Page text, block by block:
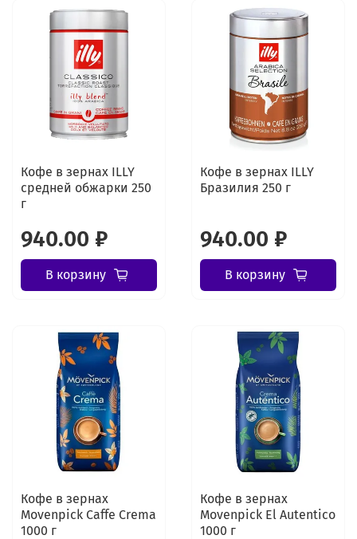
Кофе в зернах ILLY
средней обжарки 250
г
940.00 ₽
В корзину
Кофе в зернах ILLY
Бразилия 250 г
940.00 ₽
В корзину
Кофе в зернах
Movenpick Caffe Crema
1000 г
Кофе в зернах
Movenpick El Autentico
1000 г